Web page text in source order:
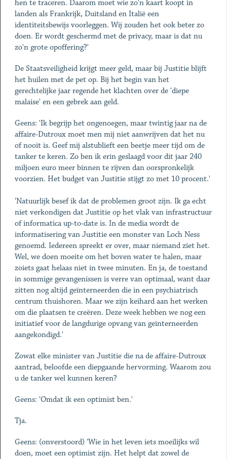
hen te traceren. Daarom moet wie zo'n kaart koopt in
landen als Frankrijk, Duitsland en Italië een
identiteitsbewijs voorleggen. Wij zouden het ook beter zo
doen. Er wordt geschermd met de privacy, maar is dat nu
zo'n grote opoffering?'
De Staatsveiligheid krijgt meer geld, maar bij Justitie blijft
het huilen met de pet op. Bij het begin van het
gerechtelijke jaar regende het klachten over de 'diepe
malaise' en een gebrek aan geld.
Geens: 'Ik begrijp het ongenoegen, maar twintig jaar na de
affaire-Dutroux moet men mij niet aanwrijven dat het nu
of nooit is. Geef mij alstublieft een beetje meer tijd om de
tanker te keren. Zo ben ik erin geslaagd voor dit jaar 240
miljoen euro meer binnen te rijven dan oorspronkelijk
voorzien. Het budget van Justitie stijgt zo met 10 procent.'
'Natuurlijk besef ik dat de problemen groot zijn. Ik ga echt
niet verkondigen dat Justitie op het vlak van infrastructuur
of informatica up-to-date is. In de media wordt de
informatisering van Justitie een monster van Loch Ness
genoemd. Iedereen spreekt er over, maar niemand ziet het.
Wel, we doen moeite om het boven water te halen, maar
zoiets gaat helaas niet in twee minuten. En ja, de toestand
in sommige gevangenissen is verre van optimaal, want daar
zitten nog altijd geïnterneerden die in een psychiatrisch
centrum thuishoren. Maar we zijn keihard aan het werken
om die plaatsen te creëren. Deze week hebben we nog een
initiatief voor de langdurige opvang van geïnterneerden
aangekondigd.'
Zowat elke minister van Justitie die na de affaire-Dutroux
aantrad, beloofde een diepgaande hervorming. Waarom zou
u de tanker wel kunnen keren?
Geens: 'Omdat ik een optimist ben.'
Tja.
Geens: (onverstoord) 'Wie in het leven iets moeilijks wil
doen, moet een optimist zijn. Het helpt dat zowel de